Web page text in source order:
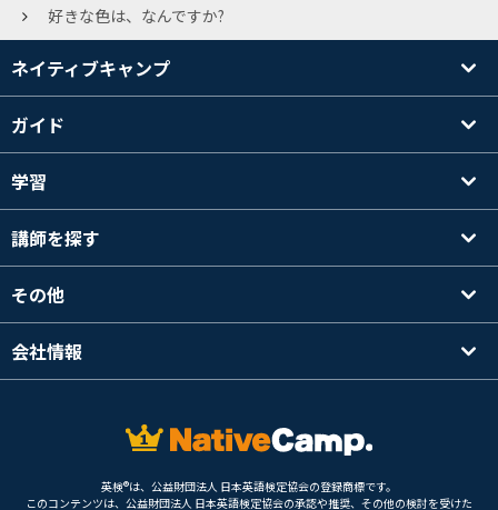
好きな色は、なんですか?
ネイティブキャンプ
ガイド
学習
講師を探す
その他
会社情報
英検®は、公益財団法人 日本英語検定協会の登録商標です。
このコンテンツは、公益財団法人 日本英語検定協会の承認や推奨、その他の検討を受けた